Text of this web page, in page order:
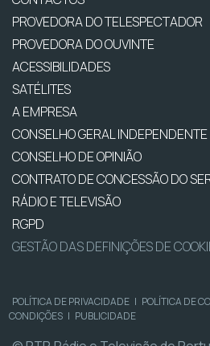
PROVEDORA DO TELESPECTADOR
PROVEDORA DO OUVINTE
ACESSIBILIDADES
SATÉLITES
A EMPRESA
CONSELHO GERAL INDEPENDENTE
CONSELHO DE OPINIÃO
CONTRATO DE CONCESSÃO DO
RÁDIO E TELEVISÃO
RGPD
GESTÃO DAS DEFINIÇÕES DE
POLÍTICA DE PRIVACIDADE | POLÍTICA DE
CONDIÇÕES | PUBLICIDADE